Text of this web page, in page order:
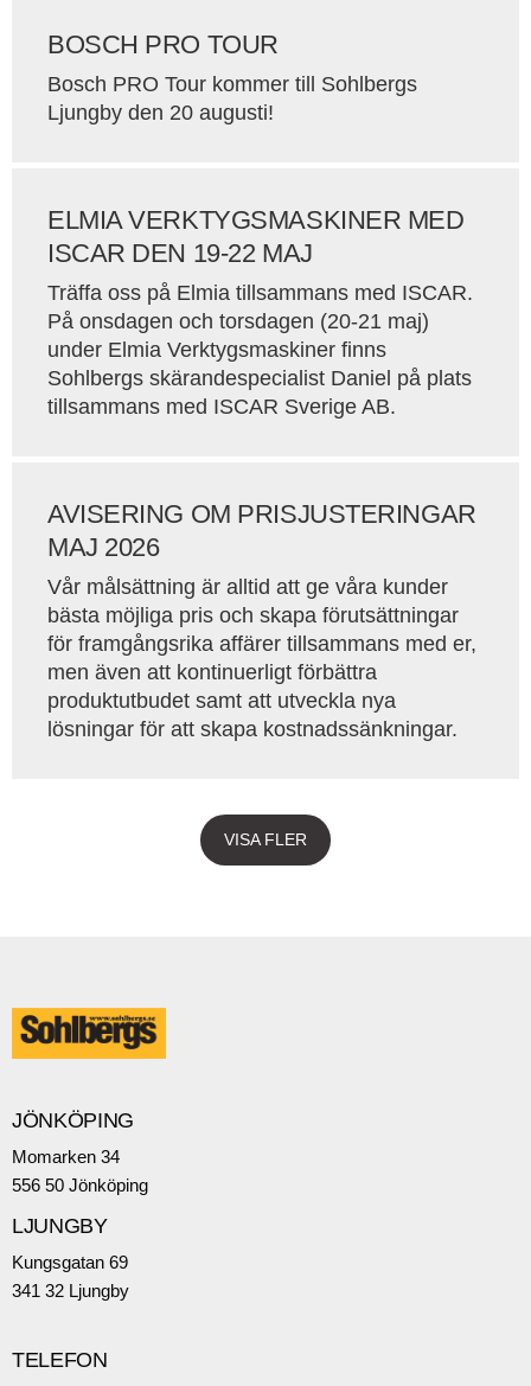
BOSCH PRO TOUR
Bosch PRO Tour kommer till Sohlbergs
Ljungby den 20 augusti!
ELMIA VERKTYGSMASKINER MED
ISCAR DEN 19-22 MAJ
Träffa oss på Elmia tillsammans med ISCAR.
På onsdagen och torsdagen (20-21 maj)
under Elmia Verktygsmaskiner finns
Sohlbergs skärandespecialist Daniel på plats
tillsammans med ISCAR Sverige AB.
AVISERING OM PRISJUSTERINGAR
MAJ 2026
Vår målsättning är alltid att ge våra kunder
bästa möjliga pris och skapa förutsättningar
för framgångsrika affärer tillsammans med er,
men även att kontinuerligt förbättra
produktutbudet samt att utveckla nya
lösningar för att skapa kostnadssänkningar.
VISA FLER
JÖNKÖPING
Momarken 34
556 50 Jönköping
LJUNGBY
Kungsgatan 69
341 32 Ljungby
TELEFON